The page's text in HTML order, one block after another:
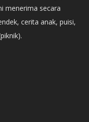
menerima secara
cerita anak, puisi,